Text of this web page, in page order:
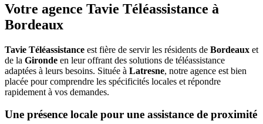
Votre agence Tavie Téléassistance à
Bordeaux
Tavie Téléassistance est fière de servir les résidents de Bordeaux et
de la Gironde en leur offrant des solutions de téléassistance
adaptées à leurs besoins. Située à Latresne, notre agence est bien
placée pour comprendre les spécificités locales et répondre
rapidement à vos demandes.
Une présence locale pour une assistance de proximité